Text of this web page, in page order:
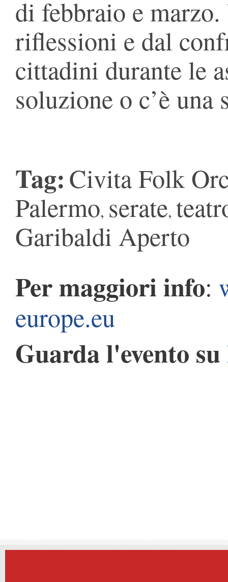
di febbraio e
riflessioni e dal
cittadini durante le
soluzione o c’è
Tag:Civita Folk
Palermo, serate,
Garibaldi Aperto
Per maggiori info:
europe.eu
Guarda l'evento su